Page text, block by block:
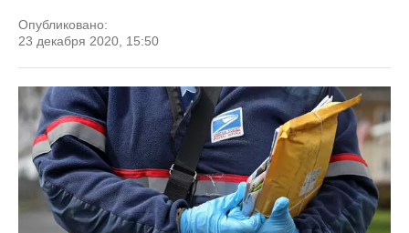
Опубликовано:
23 декабря 2020, 15:50